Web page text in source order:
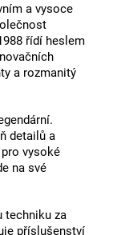
a vysoce
řídí heslem
a rozmanitý
detailů a
vysoké
na své
techniku za
příslušenství